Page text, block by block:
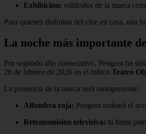
Exhibición: vehículos de la marca
Para quienes disfrutan del cine en casa, una
La noche más importante
Por segundo año consecutivo, Peugeot ha
26 de febrero de 2026 en el mítico Teatro
La presencia de la marca será omnipresente:
Alfombra roja: Peugeot rodeará el
Retransmisión televisiva: la firma